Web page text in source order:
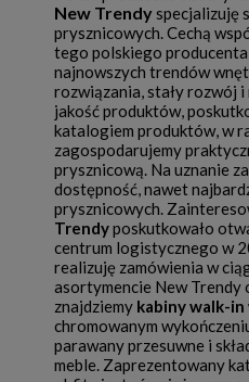
New Trendyspecjalizuję
prysznicowych. Cechą
tego polskiego
najnowszych trendów
rozwiązania, stały rozwój i
jakość produktów,
katalogiem produktów, w
zagospodarujemy
prysznicową. Na uznanie
dostępność, nawet
prysznicowych.
Trendyposkutkowało
centrum logistycznego w
realizuję zamówienia w
asortymencie New Trendy
znajdziemy kabiny walk-in
chromowanym
parawany przesuwne i
meble. Zaprezentowany